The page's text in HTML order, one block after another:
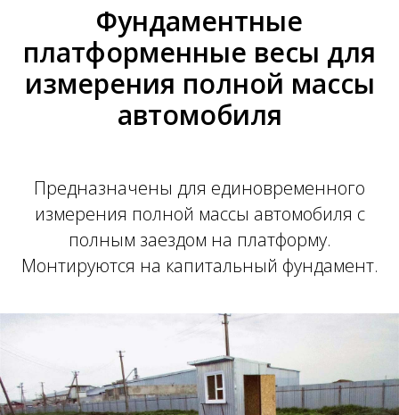
Фундаментные
платформенные весы для
измерения полной массы
автомобиля
Предназначены для единовременного
измерения полной массы автомобиля с
полным заездом на платформу.
Монтируются на капитальный фундамент.